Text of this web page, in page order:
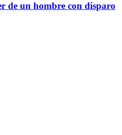
de un hombre con disparo